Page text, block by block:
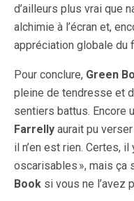
d’ailleurs plus vrai que
alchimie à l’écran et,
appréciation globale du
Pour conclure, Green
pleine de tendresse et
sentiers battus. Encore
Farrelly aurait pu
il n’en est rien. Certes,
oscarisables », mais ça
Book si vous ne l’avez